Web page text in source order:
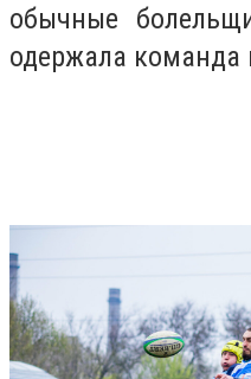
обычные
одержала команда